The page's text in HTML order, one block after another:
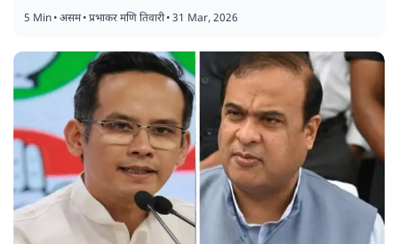
5 Min•असम•प्रभाकर मणि तिवारी•31 Mar, 2026